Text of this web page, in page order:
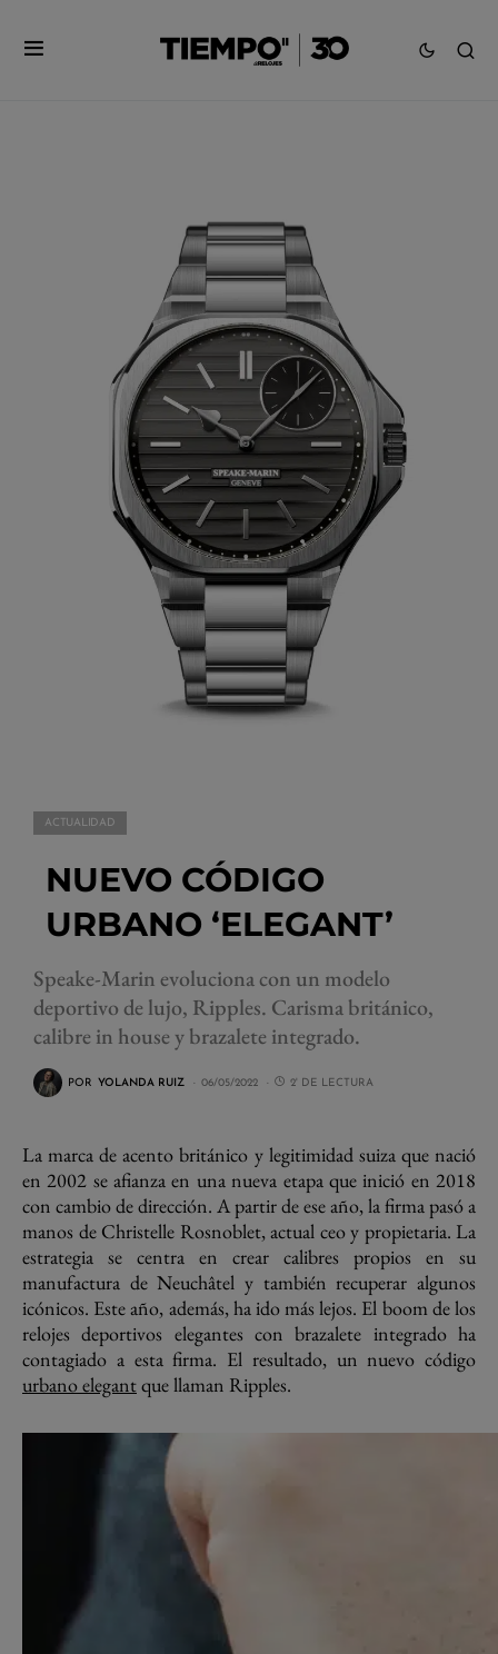
ACTUALIDAD
NUEVO CÓDIGO
URBANO ‘ELEGANT’
Speake-Marin evoluciona con un modelo
deportivo de lujo, Ripples. Carisma británico,
calibre in house y brazalete integrado.
POR YOLANDA RUIZ 06/05/2022 2' DE LECTURA
La marca de acento británico y legitimidad suiza que nació
en 2002 se afianza en una nueva etapa que inició en 2018
con cambio de dirección. A partir de ese año, la firma pasó a
manos de Christelle Rosnoblet, actual ceo y propietaria. La
estrategia se centra en crear calibres propios en su
manufactura de Neuchâtel y también recuperar algunos
icónicos. Este año, además, ha ido más lejos. El boom de los
relojes deportivos elegantes con brazalete integrado ha
contagiado a esta firma. El resultado, un nuevo código
urbano elegantque llaman Ripples.